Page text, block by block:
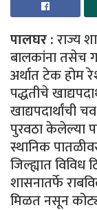
पालघर :राज्य
बालकांना तसेच
अर्थात टेक होम
पद्धतीचे
खाद्यपदार्थांची
पुरवठा केलेल्या
स्थानिक
जिल्ह्यात
शासनातर्फे
मिळत नसून